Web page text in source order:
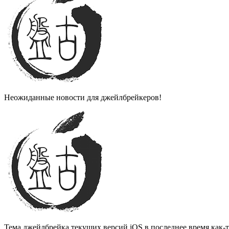
Неожиданные новости для джейлбрейкеров!
Тема джейлбрейка текущих версий iOS в последнее время